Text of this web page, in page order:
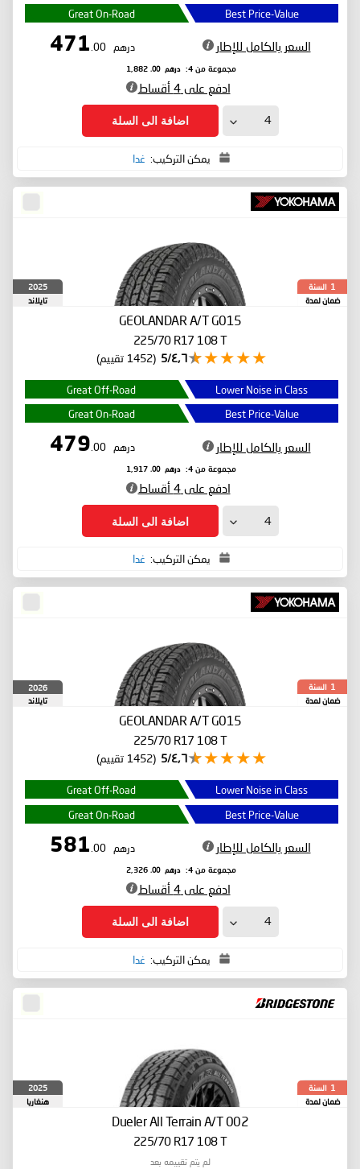
Best Price-Value
Great On-Road
السعر بالكامل للإطار درهم 471
.00
مجموعة من 4: درهم 1,882
.00
ادفع على 4 أقساط
اضافة الى السلة
يمكن التركيب: غدا
1 السنة
ضمان لمدة
2025
تايلاند
GEOLANDAR A/T G015
225/70 R17 108 T
٤٫٦/5 (1452 تقييم)
Lower Noise in Class
Great Off-Road
Best Price-Value
Great On-Road
السعر بالكامل للإطار درهم 479
.00
مجموعة من 4: درهم 1,917
.00
ادفع على 4 أقساط
اضافة الى السلة
يمكن التركيب: غدا
1 السنة
ضمان لمدة
2026
تايلاند
GEOLANDAR A/T G015
225/70 R17 108 T
٤٫٦/5 (1452 تقييم)
Lower Noise in Class
Great Off-Road
Best Price-Value
Great On-Road
السعر بالكامل للإطار درهم 581
.00
مجموعة من 4: درهم 2,326
.00
ادفع على 4 أقساط
اضافة الى السلة
يمكن التركيب: غدا
1 السنة
ضمان لمدة
2025
هنغاريا
Dueler All Terrain A/T 002
225/70 R17 108 T
لم يتم تقييمه بعد